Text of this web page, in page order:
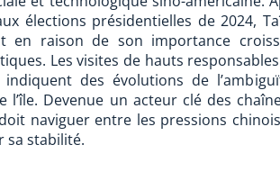
élections présidentielles de 2024,
en raison de son importance
Les visites de hauts
des évolutions de
l’île. Devenue un acteur clé des
naviguer entre les pressions
sa stabilité.